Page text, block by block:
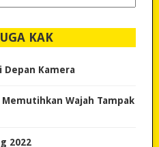
KAK
Kamera
Wajah Tampak
2022